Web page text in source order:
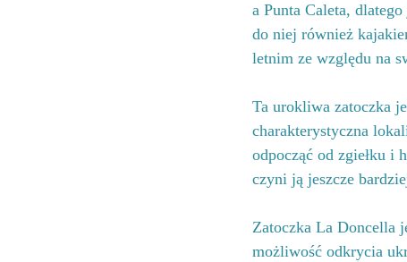
a Punta Caleta,
do niej również
letnim ze względu na
Ta urokliwa zatoczka
charakterystyczna
odpocząć od zgiełku i
czyni ją jeszcze
Zatoczka La Doncella
możliwość odkrycia